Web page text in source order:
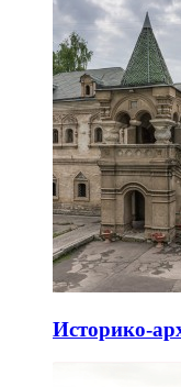
Историко-